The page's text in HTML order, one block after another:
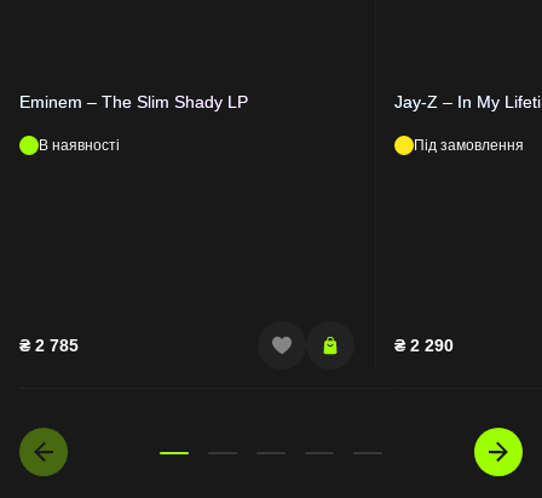
Eminem – The Slim Shady LP
В наявності
₴ 2 785
Jay-Z – In My
Під замовлення
₴ 2 290